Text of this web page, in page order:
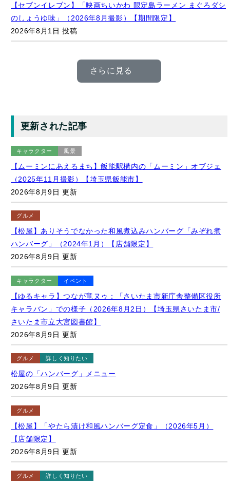
【セブンイレブン】「映画ちいかわ 限定島ラーメン まぐろダシ
のしょうゆ味」（2026年8月撮影）【期間限定】
2026年8月1日 投稿
さらに見る
更新された記事
キャラクター 風景
【ムーミンにあえるまち】飯能駅構内の「ムーミン」オブジェ
（2025年11月撮影）【埼玉県飯能市】
2026年8月9日 更新
グルメ
【松屋】ありそうでなかった和風煮込みハンバーグ「みぞれ煮
ハンバーグ」（2024年1月）【店舗限定】
2026年8月9日 更新
キャラクター イベント
【ゆるキャラ】つなが竜ヌゥ：「さいたま市新庁舎整備区役所
キャラバン」での様子（2026年8月2日）【埼玉県さいたま市/
さいたま市立大宮図書館】
2026年8月9日 更新
グルメ 詳しく知りたい
松屋の「ハンバーグ」メニュー
2026年8月9日 更新
グルメ
【松屋】「やたら漬け和風ハンバーグ定食」（2026年5月）
【店舗限定】
2026年8月9日 更新
グルメ 詳しく知りたい